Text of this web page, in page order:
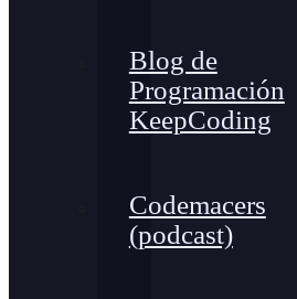
Blog de
Programación
KeepCoding
Codemacers
(podcast)